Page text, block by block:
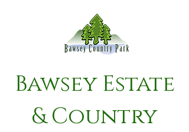
Bawsey Estate
& Country